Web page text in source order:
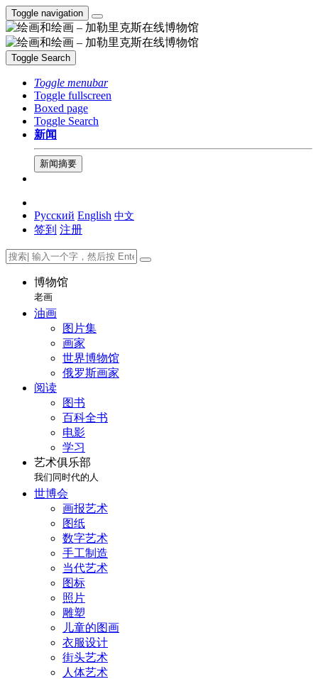
Toggle navigation
Toggle Search
Toggle menubar
Toggle fullscreen
Boxed page
Toggle Search
新闻
新闻摘要
Русский English 中文
签到 注册
博物馆
老画
油画
图片集
画家
世界博物馆
俄罗斯画家
阅读
图书
百科全书
电影
学习
艺术俱乐部
我们同时代的人
世博会
画报艺术
图纸
数字艺术
手工制造
当代艺术
图标
照片
雕塑
儿童的图画
衣服设计
街头艺术
人体艺术